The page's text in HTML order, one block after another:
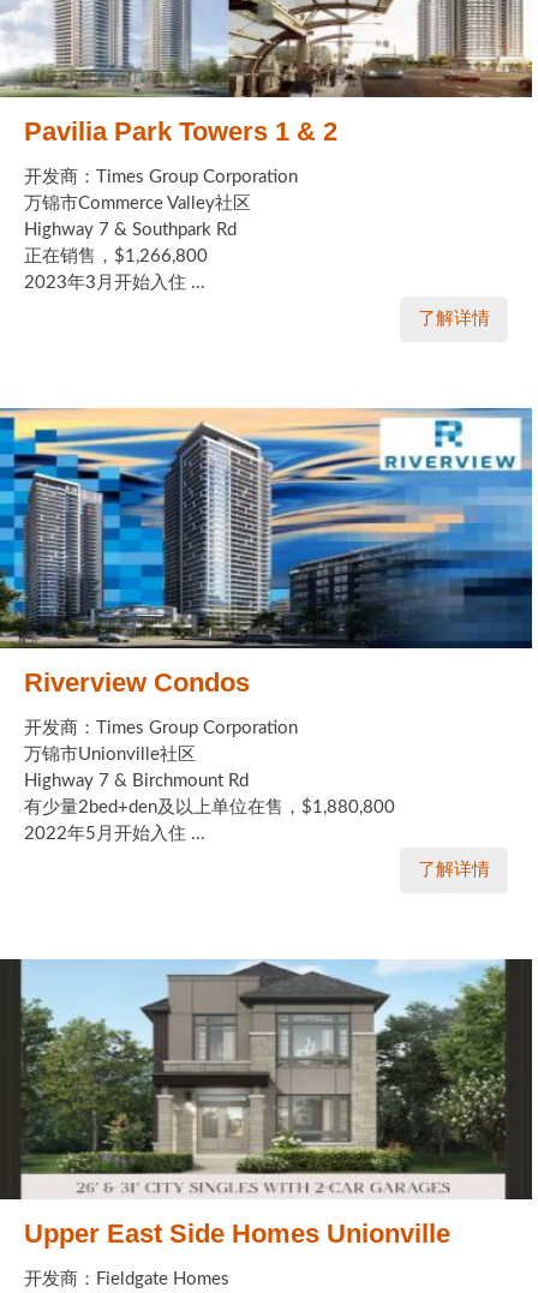
Pavilia Park Towers 1 & 2
开发商：Times Group Corporation
万锦市Commerce Valley社区
Highway 7 & Southpark Rd
正在销售，$1,266,800
2023年3月开始入住 ...
了解详情
Riverview Condos
开发商：Times Group Corporation
万锦市Unionville社区
Highway 7 & Birchmount Rd
有少量2bed+den及以上单位在售，$1,880,800
2022年5月开始入住 ...
了解详情
Upper East Side Homes Unionville
开发商：Fieldgate Homes